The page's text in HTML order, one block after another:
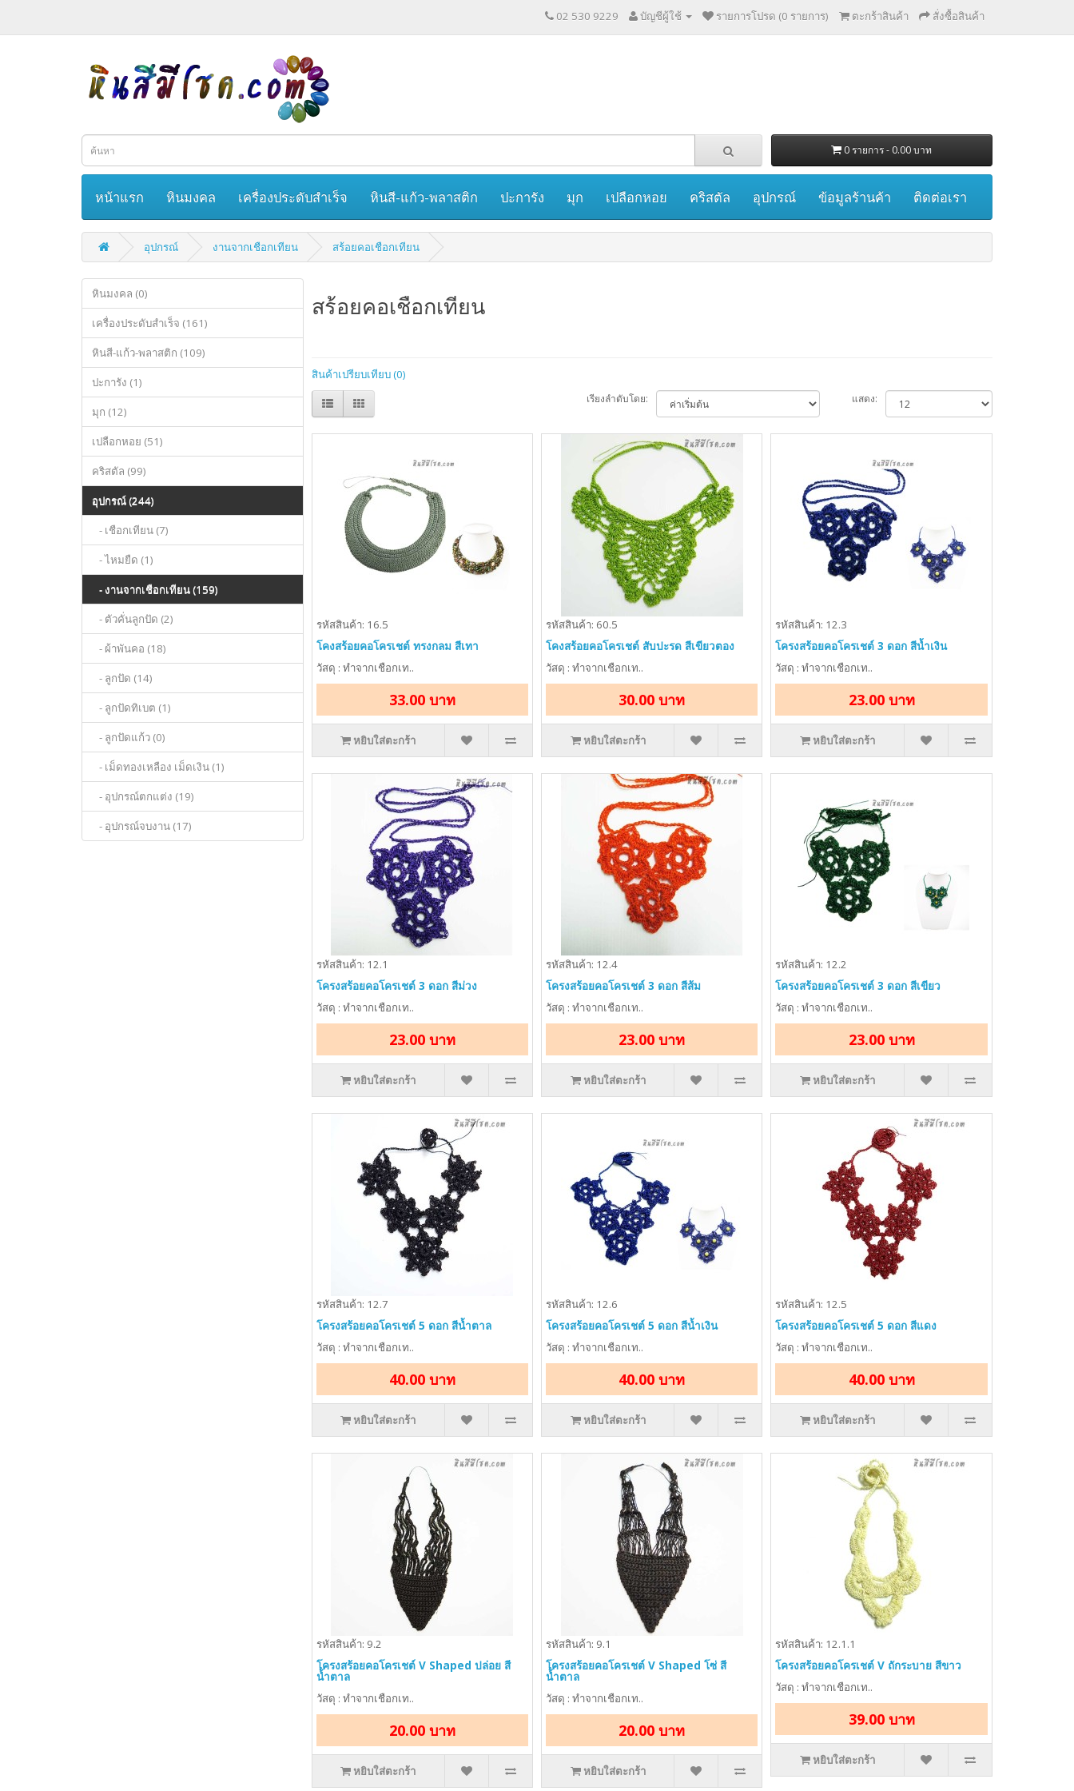
02 530 9229 บัญชีผู้ใช้ รายการโปรด (0 รายการ) ตะกร้าสินค้า สั่งซื้อสินค้า
0 รายการ - 0.00 บาท
หน้าแรก หินมงคล เครื่องประดับสำเร็จ หินสี-แก้ว-พลาสติก ปะการัง มุก เปลือกหอย คริสตัล อุปกรณ์ ข้อมูลร้านค้า ติดต่อเรา
อุปกรณ์ งานจากเชือกเทียน สร้อยคอเชือกเทียน
หินมงคล (0)
เครื่องประดับสำเร็จ (161)
หินสี-แก้ว-พลาสติก (109)
ปะการัง (1)
มุก (12)
เปลือกหอย (51)
คริสตัล (99)
อุปกรณ์ (244)
- เชือกเทียน (7)
- ไหมยืด (1)
- งานจากเชือกเทียน (159)
- ตัวคั่นลูกปัด (2)
- ผ้าพันคอ (18)
- ลูกปัด (14)
- ลูกปัดทิเบต (1)
- ลูกปัดแก้ว (0)
- เม็ดทองเหลือง เม็ดเงิน (1)
- อุปกรณ์ตกแต่ง (19)
- อุปกรณ์จบงาน (17)
สร้อยคอเชือกเทียน
สินค้าเปรียบเทียบ (0)
เรียงลำดับโดย: แสดง:
รหัสสินค้า: 16.5
โคงสร้อยคอโครเชต์ ทรงกลม สีเทา
วัสดุ : ทำจากเชือกเท..
33.00 บาท
หยิบใส่ตะกร้า
รหัสสินค้า: 60.5
โคงสร้อยคอโครเชต์ สับปะรด สีเขียวตอง
วัสดุ : ทำจากเชือกเท..
30.00 บาท
หยิบใส่ตะกร้า
รหัสสินค้า: 12.3
โครงสร้อยคอโครเชต์ 3 ดอก สีน้ำเงิน
วัสดุ : ทำจากเชือกเท..
23.00 บาท
หยิบใส่ตะกร้า
รหัสสินค้า: 12.1
โครงสร้อยคอโครเชต์ 3 ดอก สีม่วง
วัสดุ : ทำจากเชือกเท..
23.00 บาท
หยิบใส่ตะกร้า
รหัสสินค้า: 12.4
โครงสร้อยคอโครเชต์ 3 ดอก สีส้ม
วัสดุ : ทำจากเชือกเท..
23.00 บาท
หยิบใส่ตะกร้า
รหัสสินค้า: 12.2
โครงสร้อยคอโครเชต์ 3 ดอก สีเขียว
วัสดุ : ทำจากเชือกเท..
23.00 บาท
หยิบใส่ตะกร้า
รหัสสินค้า: 12.7
โครงสร้อยคอโครเชต์ 5 ดอก สีน้ำตาล
วัสดุ : ทำจากเชือกเท..
40.00 บาท
หยิบใส่ตะกร้า
รหัสสินค้า: 12.6
โครงสร้อยคอโครเชต์ 5 ดอก สีน้ำเงิน
วัสดุ : ทำจากเชือกเท..
40.00 บาท
หยิบใส่ตะกร้า
รหัสสินค้า: 12.5
โครงสร้อยคอโครเชต์ 5 ดอก สีแดง
วัสดุ : ทำจากเชือกเท..
40.00 บาท
หยิบใส่ตะกร้า
รหัสสินค้า: 9.2
โครงสร้อยคอโครเชต์ V Shaped ปล่อย สี
น้ำตาล
วัสดุ : ทำจากเชือกเท..
20.00 บาท
หยิบใส่ตะกร้า
รหัสสินค้า: 9.1
โครงสร้อยคอโครเชต์ V Shaped โซ่ สี
น้ำตาล
วัสดุ : ทำจากเชือกเท..
20.00 บาท
หยิบใส่ตะกร้า
รหัสสินค้า: 12.1.1
โครงสร้อยคอโครเชต์ V ถักระบาย สีขาว
วัสดุ : ทำจากเชือกเท..
39.00 บาท
หยิบใส่ตะกร้า